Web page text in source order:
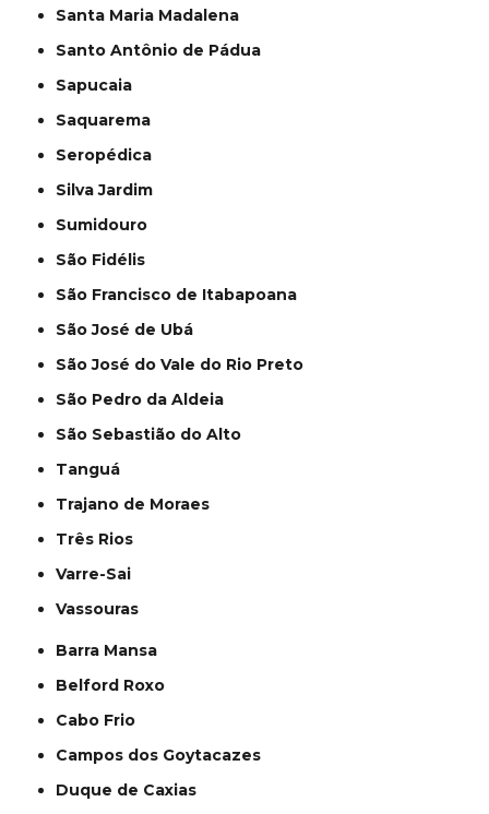
Santa Maria Madalena
Santo Antônio de Pádua
Sapucaia
Saquarema
Seropédica
Silva Jardim
Sumidouro
São Fidélis
São Francisco de Itabapoana
São José de Ubá
São José do Vale do Rio Preto
São Pedro da Aldeia
São Sebastião do Alto
Tanguá
Trajano de Moraes
Três Rios
Varre-Sai
Vassouras
Barra Mansa
Belford Roxo
Cabo Frio
Campos dos Goytacazes
Duque de Caxias